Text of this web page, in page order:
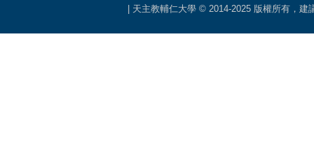
| 天主教輔仁大學 © 2014-2025 版權所有，